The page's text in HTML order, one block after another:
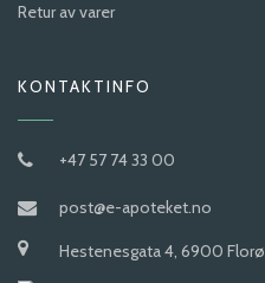
Retur av varer
KONTAKTINFO
+47 57 74 33 00
post@e-apoteket.no
Hestenesgata 4, 6900 Florø